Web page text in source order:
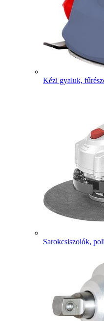
Kézi gyaluk,
Sarokcsiszolók,